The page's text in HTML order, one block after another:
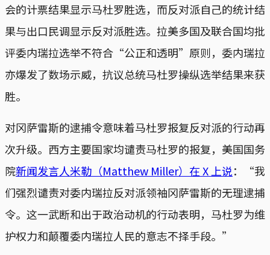
会的计票结果显示马杜罗胜选，而反对派自己的统计结
果与出口民调显示反对派胜选。拉美多国及联合国均批
评委内瑞拉选举不符合“公正和透明”原则，委内瑞拉
亦爆发了数场示威，抗议总统马杜罗操纵选举结果来获
胜。
对冈萨雷斯的逮捕令意味着马杜罗报复反对派的行动再
次升级。西方主要国家均谴责马杜罗的报复，美国国务
院新闻发言人米勒（Matthew Miller）在 X 上说：“我
们强烈谴责对委内瑞拉反对派领袖冈萨雷斯的无理逮捕
令。这一武断和出于政治动机的行动表明，马杜罗为维
护权力和颠覆委内瑞拉人民的意志不择手段。”